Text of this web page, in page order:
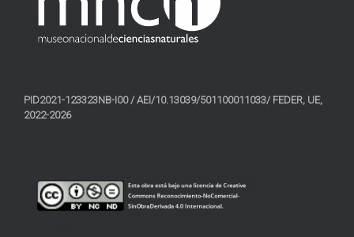
PID2021-123323NB-I00 / AEI/10.13039/501100011033/ FEDER, UE,
2022-2026